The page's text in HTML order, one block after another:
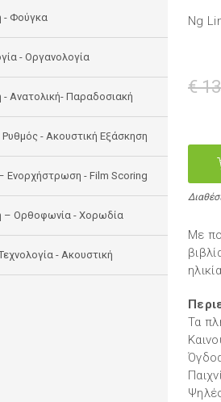
- Φούγκα
- Οργανολογία
- Ανατολική- Παραδοσιακή
- Ακουστική Εξάσκηση
Ενορχήστρωση - Film Scoring
– Ορθοφωνία - Χορωδία
- Ακουστική
Ng
€
Με
Τα